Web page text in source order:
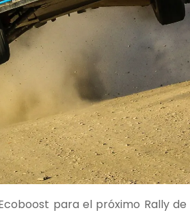
para el próximo Rally